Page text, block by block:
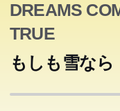
砂漠に飛行機で不時
は、小さな小さな自
吉祥寺に出店する大
と亜紀。しかし、大
DREAMS
TRUE
もしも雪なら
「私、亜紀さんみた
人バイトの愛奈に告